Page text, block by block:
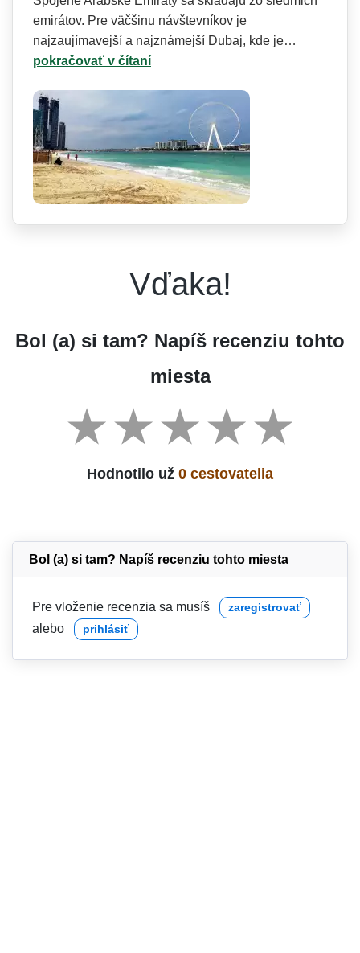
emirátov. Pre väčšinu návštevníkov je
najzaujímavejší a najznámejší Dubaj, kde je…
pokračovať v čítaní
Vďaka!
Bol (a) si tam? Napíš recenziu tohto
miesta
Hodnotilo už 0 cestovatelia
Bol (a) si tam? Napíš recenziu tohto miesta
Pre vloženie recenzia sa musíš zaregistrovať
alebo prihlásiť